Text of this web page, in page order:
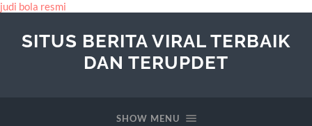
judi bola resmi
SITUS BERITA VIRAL TERBAIK
DAN TERUPDET
SHOW MENU